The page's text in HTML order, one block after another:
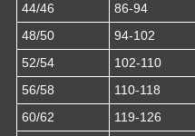
44/46
86-94
48/50
94-102
52/54
102-110
56/58
110-118
60/62
119-126